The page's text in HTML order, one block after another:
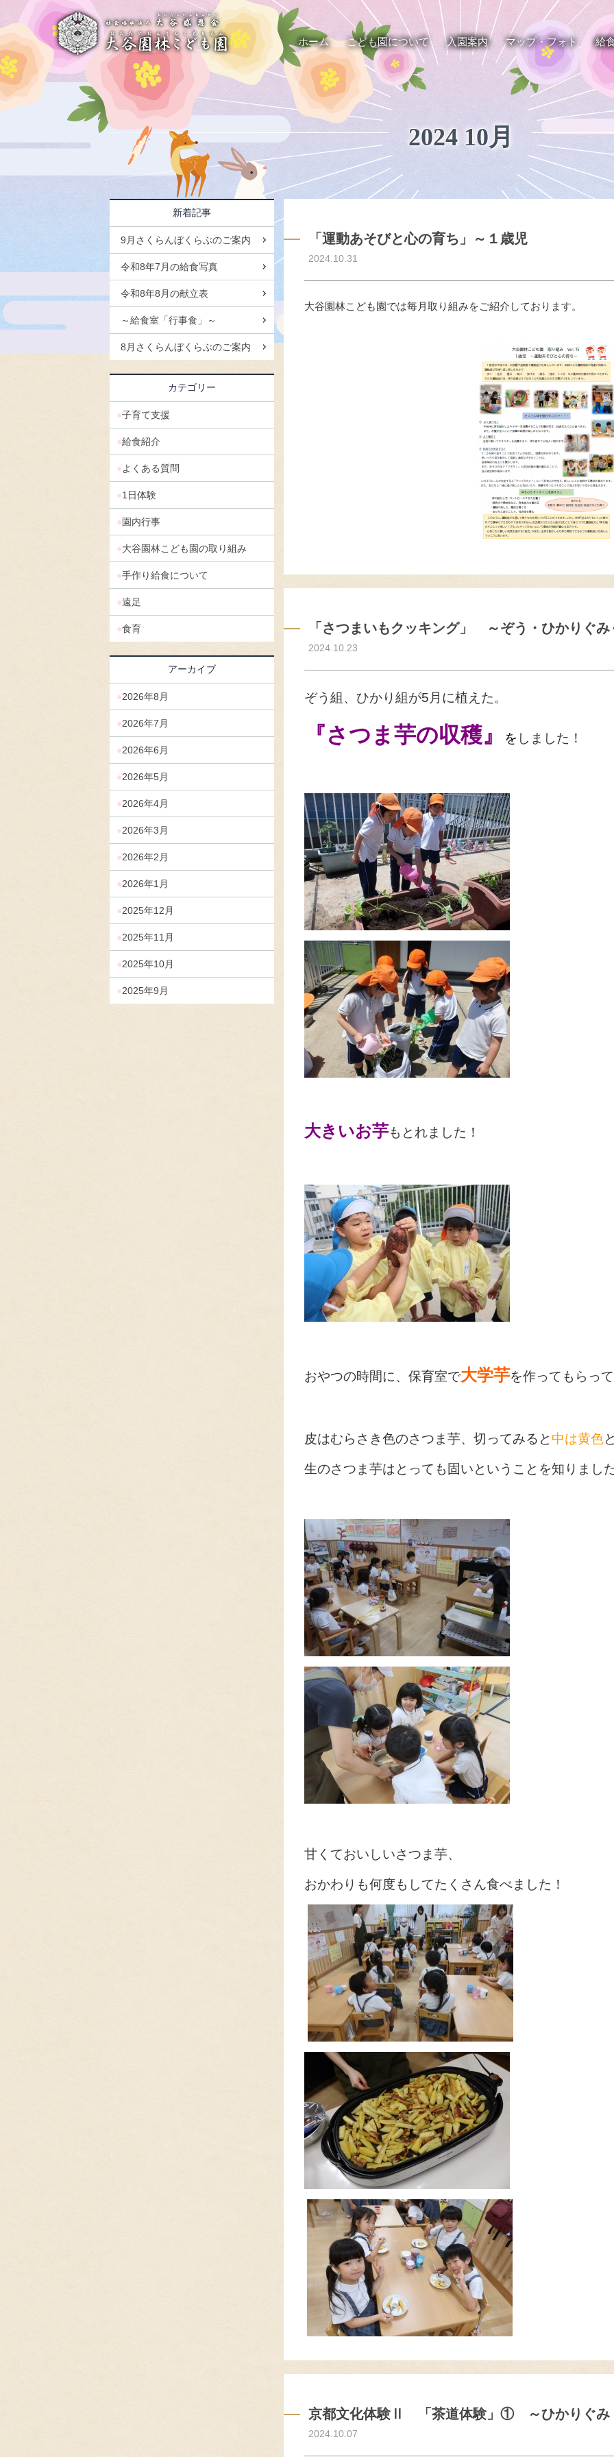
ホーム こども園について 入園案内 マップ・フォト 給
2024 10月
新着記事
9月さくらんぼくらぶのご案内
令和8年7月の給食写真
令和8年8月の献立表
～給食室「行事食」～
8月さくらんぼくらぶのご案内
カテゴリー
子育て支援
給食紹介
よくある質問
1日体験
園内行事
大谷園林こども園の取り組み
手作り給食について
遠足
食育
アーカイブ
2026年8月
2026年7月
2026年6月
2026年5月
2026年4月
2026年3月
2026年2月
2026年1月
2025年12月
2025年11月
2025年10月
2025年9月
「運動あそびと心の育ち」～１歳児
2024.10.31
大谷園林こども園では毎月取り組みをご紹介しております。
「さつまいもクッキング」 ～ぞう・ひかりぐみ
2024.10.23
ぞう組、ひかり組が5月に植えた。
『さつま芋の収穫』 を しました！
大きいお芋もとれました！
おやつの時間に、保育室で大学芋を作ってもらっ
皮はむらさき色のさつま芋、切ってみると 中は黄色
生のさつま芋はとっても固いということを知りまし
甘くておいしいさつま芋、
おかわりも何度もしてたくさん食べました！
京都文化体験Ⅱ 「茶道体験」① ～ひかりぐみ
2024.10.07